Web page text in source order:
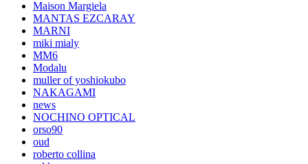
Maison Margiela
MANTAS EZCARAY
MARNI
miki mialy
MM6
Modalu
muller of yoshiokubo
NAKAGAMI
news
NOCHINO OPTICAL
orso90
oud
roberto collina